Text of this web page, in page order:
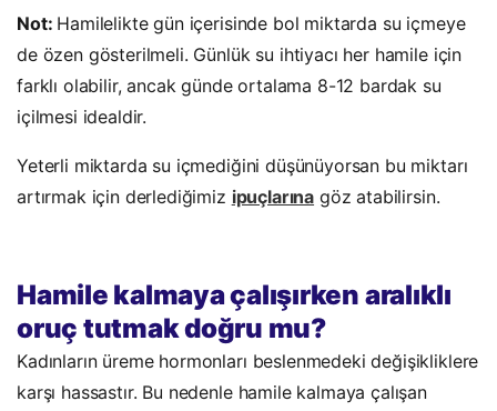
Not: Hamilelikte gün içerisinde bol miktarda su içmeye
de özen gösterilmeli. Günlük su ihtiyacı her hamile için
farklı olabilir, ancak günde ortalama 8-12 bardak su
içilmesi idealdir.
Yeterli miktarda su içmediğini düşünüyorsan bu miktarı
artırmak için derlediğimiz ipuçlarına göz atabilirsin.
Hamile kalmaya çalışırken aralıklı
oruç tutmak doğru mu?
Kadınların üreme hormonları beslenmedeki değişikliklere
karşı hassastır. Bu nedenle hamile kalmaya çalışan